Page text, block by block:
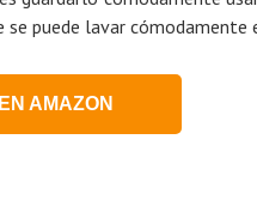
puede lavar cómodamente
AMAZON